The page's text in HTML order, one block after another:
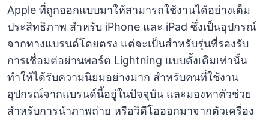
Apple ที่ถูกออกแบบมาให้สามารถใช้งานได้อย่างเต็ม
ประสิทธิภาพ สำหรับ iPhone และ iPad ซึ่งเป็นอุปกรณ์
จากทางแบรนด์โดยตรง แต่จะเป็นสำหรับรุ่นที่รองรับ
การเชื่อมต่อผ่านพอร์ต Lightning แบบดั้งเดิมเท่านั้น
ทำให้ได้รับความนิยมอย่างมาก สำหรับคนที่ใช้งาน
อุปกรณ์จากแบรนด์นี้อยู่ในปัจจุบัน และมองหาตัวช่วย
สำหรับการนำภาพถ่าย หรือวิดีโอออกมาจากตัวเครื่อง